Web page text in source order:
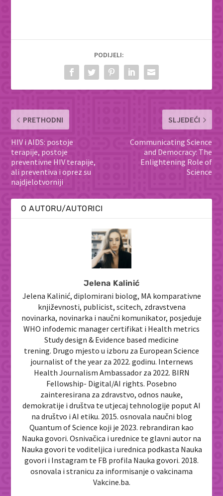
PODIJELI:
PRETHODNI
HIV i AIDS: postoje
terapije, postoje
preventivne HIV terapije,
ali preventiva i oprez su
najdjelotvorniji
SLJEDEĆI
Communicating Science
and Democracy: The
Enlightening Role of
Science
O AUTORU/AUTORICI
Jelena Kalinić
Jelena Kalinić, diplomirani biolog, MA komparativne
književnosti, publicist, scitech, zdravstvena
novinarka, novinarka i naučni komunikator, posjeduje
WHO infodemic manager certifikat i Health metrics
Study design & Evidence based medicine
trening. Drugo mjesto u izboru za European Science
journalist of the year za 2022. godinu. Internews
Health Journalism Ambassador za 2022. BIRN
Fellowship- Digital/AI rights. Posebno
zainteresirana za zdravstvo, odnos nauke,
demokratije i društva te utjecaj tehnologije poput AI
na društvo i AI etiku. 2015. osnovala naučni blog
Quantum of Science koji je 2023. rebrandiran kao
Nauka govori. Osnivačica i urednice te glavni autor na
Nauka govori te voditeljica i urednica podkasta Nauka
govori i Instagram te FB profila Nauka govori. 2018.
osnovala i stranicu za informisanje o vakcinama
Vakcine.ba.